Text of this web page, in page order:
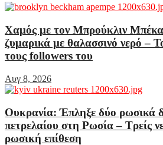
Χαμός με τον Μπρούκλιν
ζυμαρικά με θαλασσινό νερό –
τους followers του
Αυγ 8, 2026
Ουκρανία: Έπληξε δύο ρωσικά
πετρελαίου στη Ρωσία – Τρείς
ρωσική επίθεση